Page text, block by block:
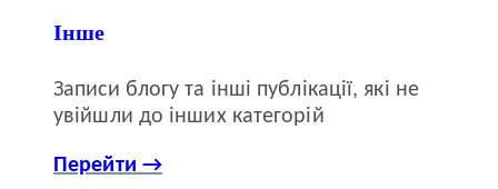
Інше
Записи блогу та інші публікації, які не
увійшли до інших категорій
Перейти →